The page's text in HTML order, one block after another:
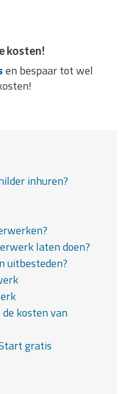
kosten!
en bespaar tot wel
inhuren?
laten doen?
uitbesteden?
kosten van
gratis